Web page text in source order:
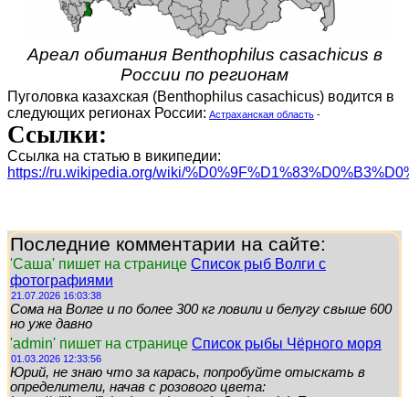
Ареал обитания Benthophilus casachicus в
России по регионам
Пуголовка казахская (Benthophilus casachicus) водится в
следующих регионах России: Астраханская область -
Ссылки:
Ссылка на статью в википедии:
https://ru.wikipedia.org/wiki/
Последние комментарии на сайте:
'Саша' пишет на странице Список рыб Волги с
фотографиями
21.07.2026 16:03:38
Сома на Волге и по более 300 кг ловили и белугу свыше 600
но уже давно
'admin' пишет на странице Список рыбы Чёрного моря
01.03.2026 12:33:56
Юрий, не знаю что за карась, попробуйте отыскать в
определители, начав с розового цвета: